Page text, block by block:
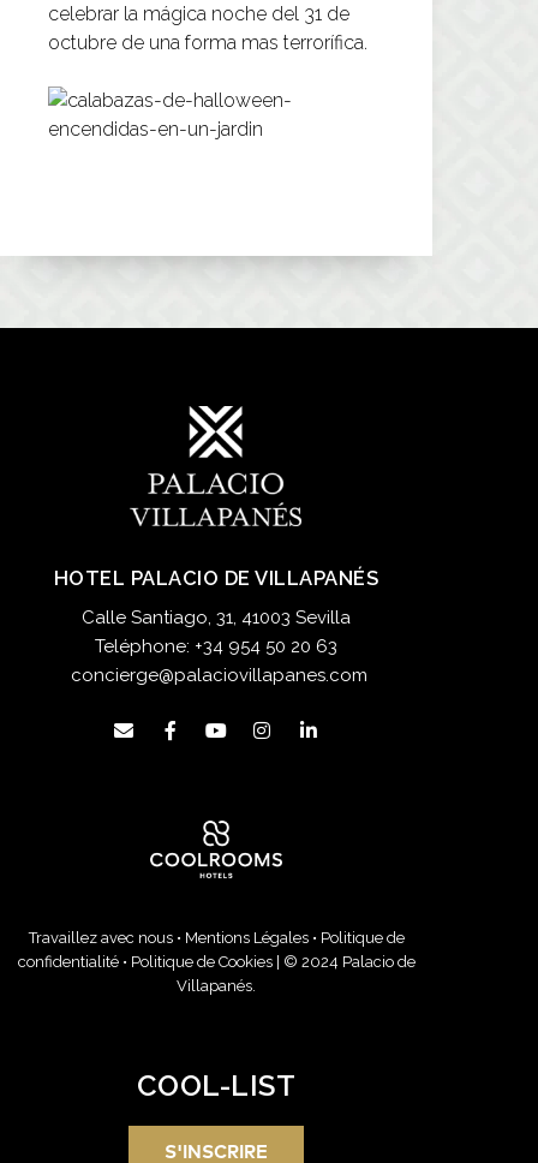
celebrar la mágica noche del 31 de
octubre de una forma mas terrorífica.
HOTEL PALACIO DE VILLAPANÉS
Calle Santiago, 31, 41003 Sevilla
Teléphone: +34 954 50 20 63
concierge@palaciovillapanes.com
Travaillez avec nous • Mentions Légales • Politique de
confidentialité • Politique de Cookies| © 2024 Palacio de
Villapanés.
COOL-LIST
S'INSCRIRE